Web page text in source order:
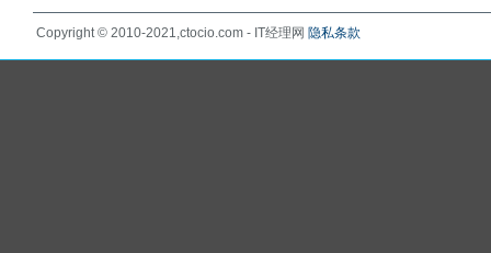
Copyright © 2010-2021,ctocio.com - IT经理网 隐私条款